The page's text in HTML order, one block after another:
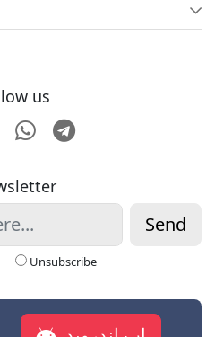
us
Whatsapp
Telegram
Send
Unsubscribe